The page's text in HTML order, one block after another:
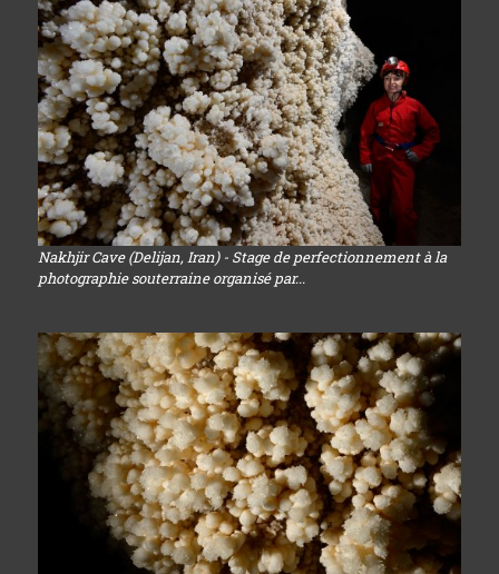
Nakhjir Cave (Delijan, Iran) - Stage de perfectionnement à la
photographie souterraine organisé par...